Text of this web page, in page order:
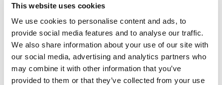
This website uses cookies
We use cookies to personalise content and ads, to
provide social media features and to analyse our traffic.
We also share information about your use of our site with
our social media, advertising and analytics partners who
may combine it with other information that you’ve
provided to them or that they’ve collected from your use
EXTRUDE HONE 如何重新定义一级方程式赛车的性能极
EXTRUSAX 如何利用磨粒流加工 (AFM) 技术提升铝型材
挤压性能